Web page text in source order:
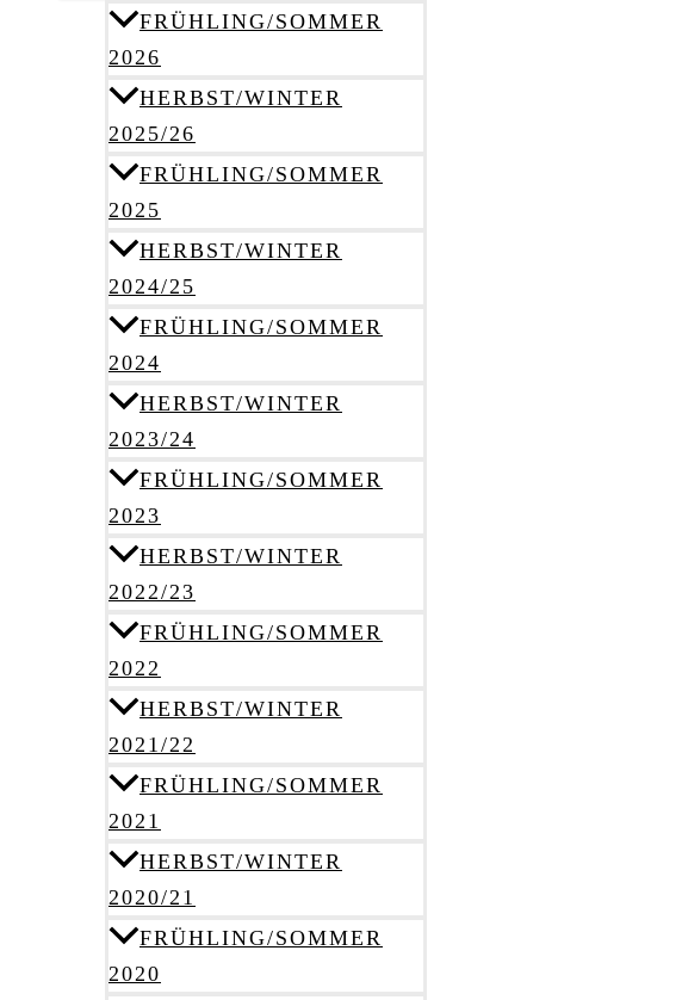
FRÜHLING/SOMMER
2026
HERBST/WINTER
2025/26
FRÜHLING/SOMMER
2025
HERBST/WINTER
2024/25
FRÜHLING/SOMMER
2024
HERBST/WINTER
2023/24
FRÜHLING/SOMMER
2023
HERBST/WINTER
2022/23
FRÜHLING/SOMMER
2022
HERBST/WINTER
2021/22
FRÜHLING/SOMMER
2021
HERBST/WINTER
2020/21
FRÜHLING/SOMMER
2020